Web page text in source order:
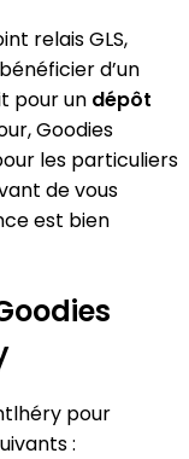
relais GLS,
d’un
pour un dépôt
Goodies
les particuliers
de vous
est bien
pour
: